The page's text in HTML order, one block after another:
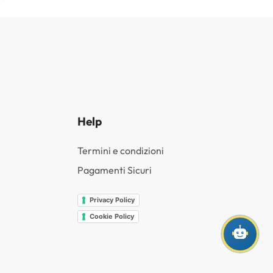
Help
Termini e condizioni
Pagamenti Sicuri
Privacy Policy
Cookie Policy